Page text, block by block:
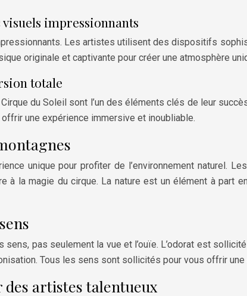
impressionnants
Les artistes utilisent des dispositifs
originale et captivante pour créer une atmosphère
totale
du Soleil sont l’un des éléments clés de leur
une expérience immersive et inoubliable.
unique pour profiter de l’environnement naturel.
à la magie du cirque. La nature est un élément à
pas seulement la vue et l’ouïe. L’odorat est
Tous les sens sont sollicités pour vous offrir
artistes talentueux